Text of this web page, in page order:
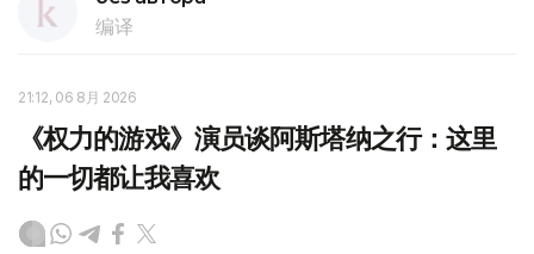
编译
21:12, 06 8月 2026
《权力的游戏》演员谈阿斯塔纳之行：这里
的一切都让我喜欢